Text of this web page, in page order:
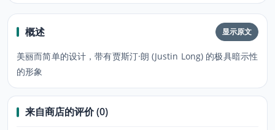
概述 显示原文
美丽而简单的设计，带有贾斯汀·朗 (Justin Long) 的极具暗示性
的形象
来自商店的评价 (0)